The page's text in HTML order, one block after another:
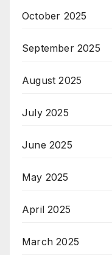
October 2025
September 2025
August 2025
July 2025
June 2025
May 2025
April 2025
March 2025